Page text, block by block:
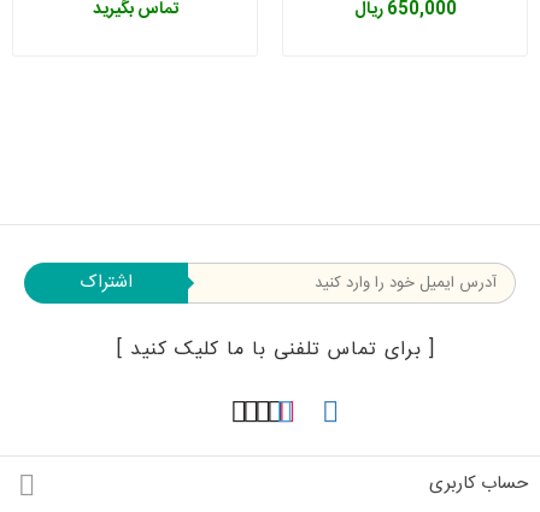
650,000 ریال تماس بگیرید
اشتراک
[ برای تماس تلفنی با ما کلیک کنید ]
حساب کاربری